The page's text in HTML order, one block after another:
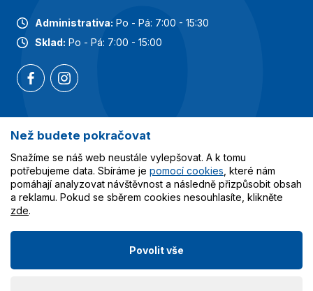
Administrativa: Po - Pá: 7:00 - 15:30
Sklad: Po - Pá: 7:00 - 15:00
Nejoblíbenější kategorie
Služby
Vše o nákupu
Než budete pokračovat
Snažíme se náš web neustále vylepšovat. A k tomu
potřebujeme data. Sbíráme je pomocí cookies , které nám
pomáhají analyzovat návštěvnost a následně přizpůsobit obsah
a reklamu. Pokud se sběrem cookies nesouhlasíte, klikněte
zde.
Povolit vše